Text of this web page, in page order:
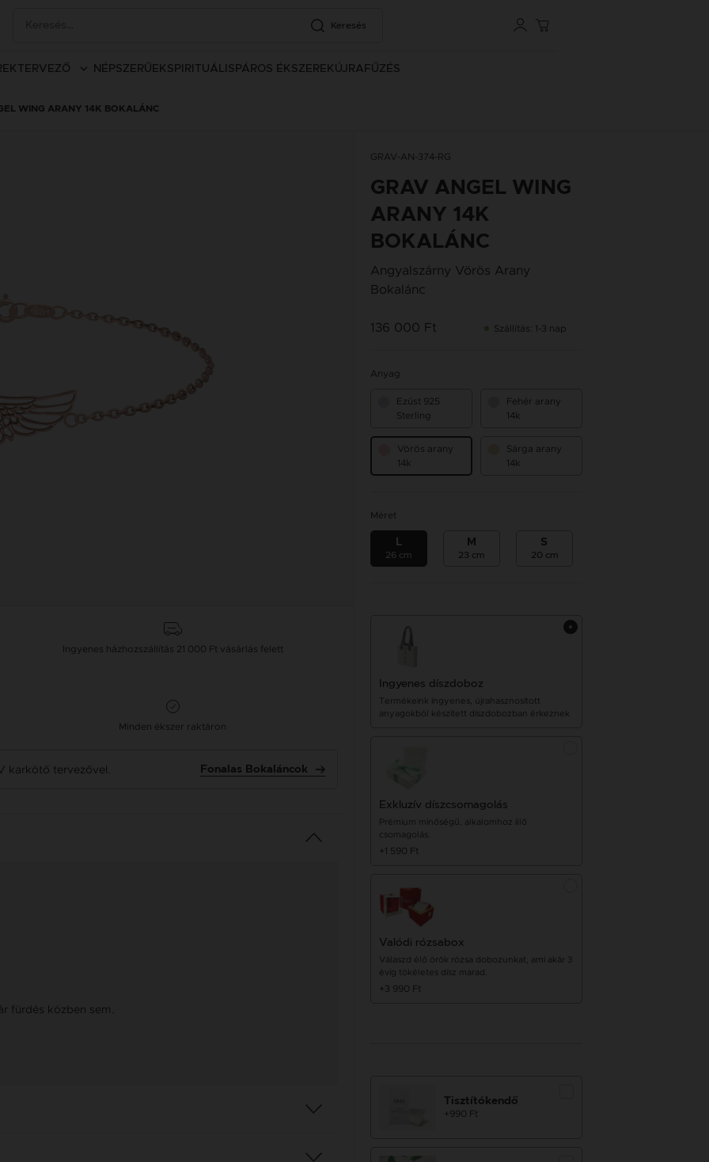
Keresés
TERVEZŐ NÉPSZERŰEK SPIRITUÁLIS PÁROS ÉKSZEREK ÚJRAFŰZÉS
WING ARANY 14K BOKALÁNC
Ingyenes házhozszállítás 21 000 Ft vásárlás felett
Minden ékszer raktáron
karkötő tervezővel. Fonalas Bokaláncok
fürdés közben sem.
GRAV-AN-374-RG
GRAV ANGEL WING
ARANY 14K
BOKALÁNC
Angyalszárny Vörös Arany
Bokalánc
136 000 Ft Szállítás: 1-3 nap
Anyag
Ezüst 925
Sterling
Fehér arany
14k
Vörös arany
14k
Sárga arany
14k
Méret
L
26 cm
M
23 cm
S
20 cm
Ingyenes díszdoboz
Termékeink ingyenes, újrahasznosított
anyagokból készített díszdobozban érkeznek
Exkluzív díszcsomagolás
Prémium minőségű, alkalomhoz illő
csomagolás.
+1 590 Ft
Valódi rózsabox
Válaszd élő örök rózsa dobozunkat, ami akár 3
évig tökéletes dísz marad.
+3 990 Ft
Tisztítókendő
+990 Ft